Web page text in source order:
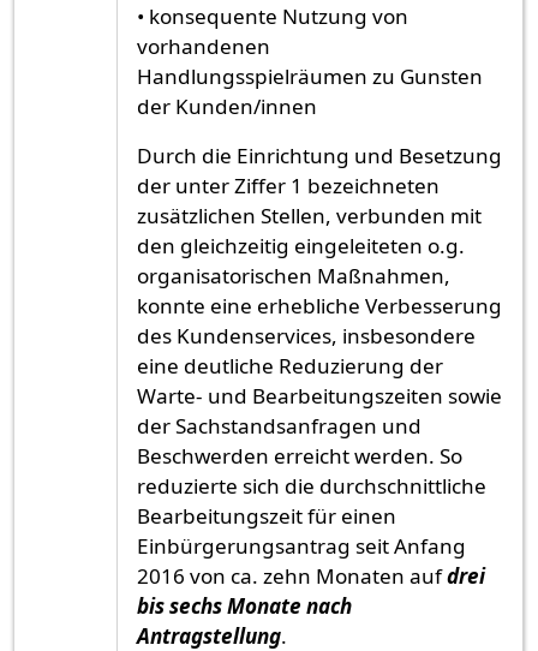
• konsequente Nutzung von
vorhandenen
Handlungsspielräumen zu Gunsten
der Kunden/innen
Durch die Einrichtung und Besetzung
der unter Ziffer 1 bezeichneten
zusätzlichen Stellen, verbunden mit
den gleichzeitig eingeleiteten o.g.
organisatorischen Maßnahmen,
konnte eine erhebliche Verbesserung
des Kundenservices, insbesondere
eine deutliche Reduzierung der
Warte- und Bearbeitungszeiten sowie
der Sachstandsanfragen und
Beschwerden erreicht werden. So
reduzierte sich die durchschnittliche
Bearbeitungszeit für einen
Einbürgerungsantrag seit Anfang
2016 von ca. zehn Monaten aufdrei
bis sechs Monate nach
Antragstellung.